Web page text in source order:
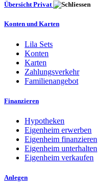
Übersicht Privat
Konten und Karten
Lila Sets
Konten
Karten
Zahlungsverkehr
Familienangebot
Finanzieren
Hypotheken
Eigenheim erwerben
Eigenheim finanzieren
Eigenheim unterhalten
Eigenheim verkaufen
Anlegen